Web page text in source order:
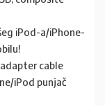
iPod-a/iPhone-
cable
iPod punjač